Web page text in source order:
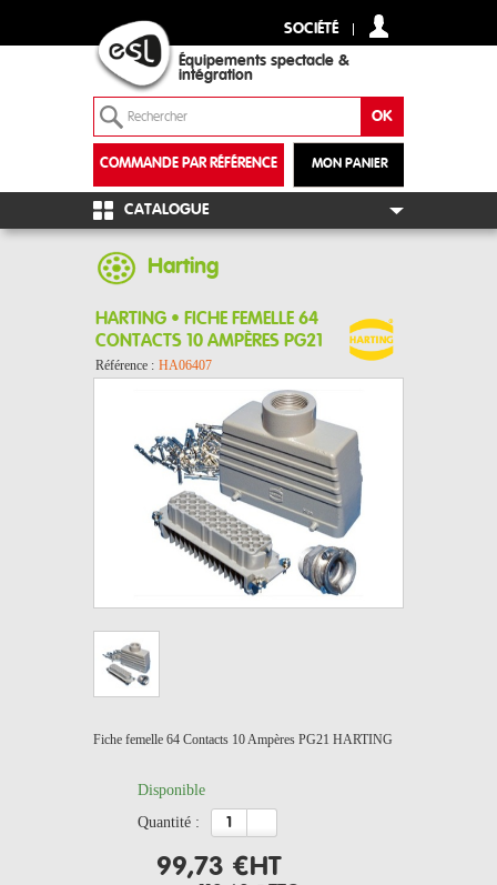
SOCIÉTÉ
Équipements spectacle &
intégration
MON PANIER
COMMANDE PAR RÉFÉRENCE
+
CATALOGUE
Harting
HARTING • FICHE FEMELLE 64
CONTACTS 10 AMPÈRES PG21
Référence : HA06407
Fiche femelle 64 Contacts 10 Ampères PG21 HARTING
Disponible
quantité :
99,73 €HT